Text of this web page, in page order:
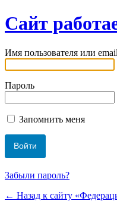
Сайт
Имя пользователя или email
Пароль
Запомнить меня
Забыли пароль?
← Назад к сайту